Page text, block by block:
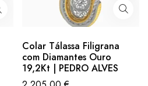
Colar Tálassa Filigrana
com Diamantes Ouro
19,2Kt | PEDRO ALVES